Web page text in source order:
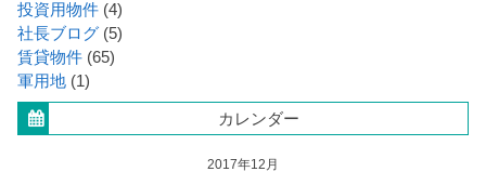
投資用物件 (4)
社長ブログ (5)
賃貸物件 (65)
軍用地 (1)
カレンダー
2017年12月